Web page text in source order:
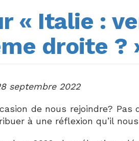
« Italie :
droite ?
septembre 2022
de nous rejoindre?
à une réflexion qu’il